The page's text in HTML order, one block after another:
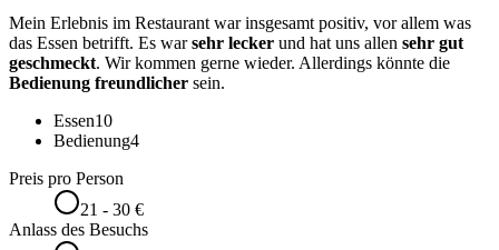
Mein Erlebnis im Restaurant war insgesamt positiv, vor allem was
das Essen betrifft. Es warsehr lecker und hat uns allen sehr gut
geschmeckt. Wir kommen gerne wieder. Allerdings könnte die
Bedienung freundlicher sein.
Essen10
Bedienung4
Preis pro Person
21 - 30 €
Anlass des Besuchs